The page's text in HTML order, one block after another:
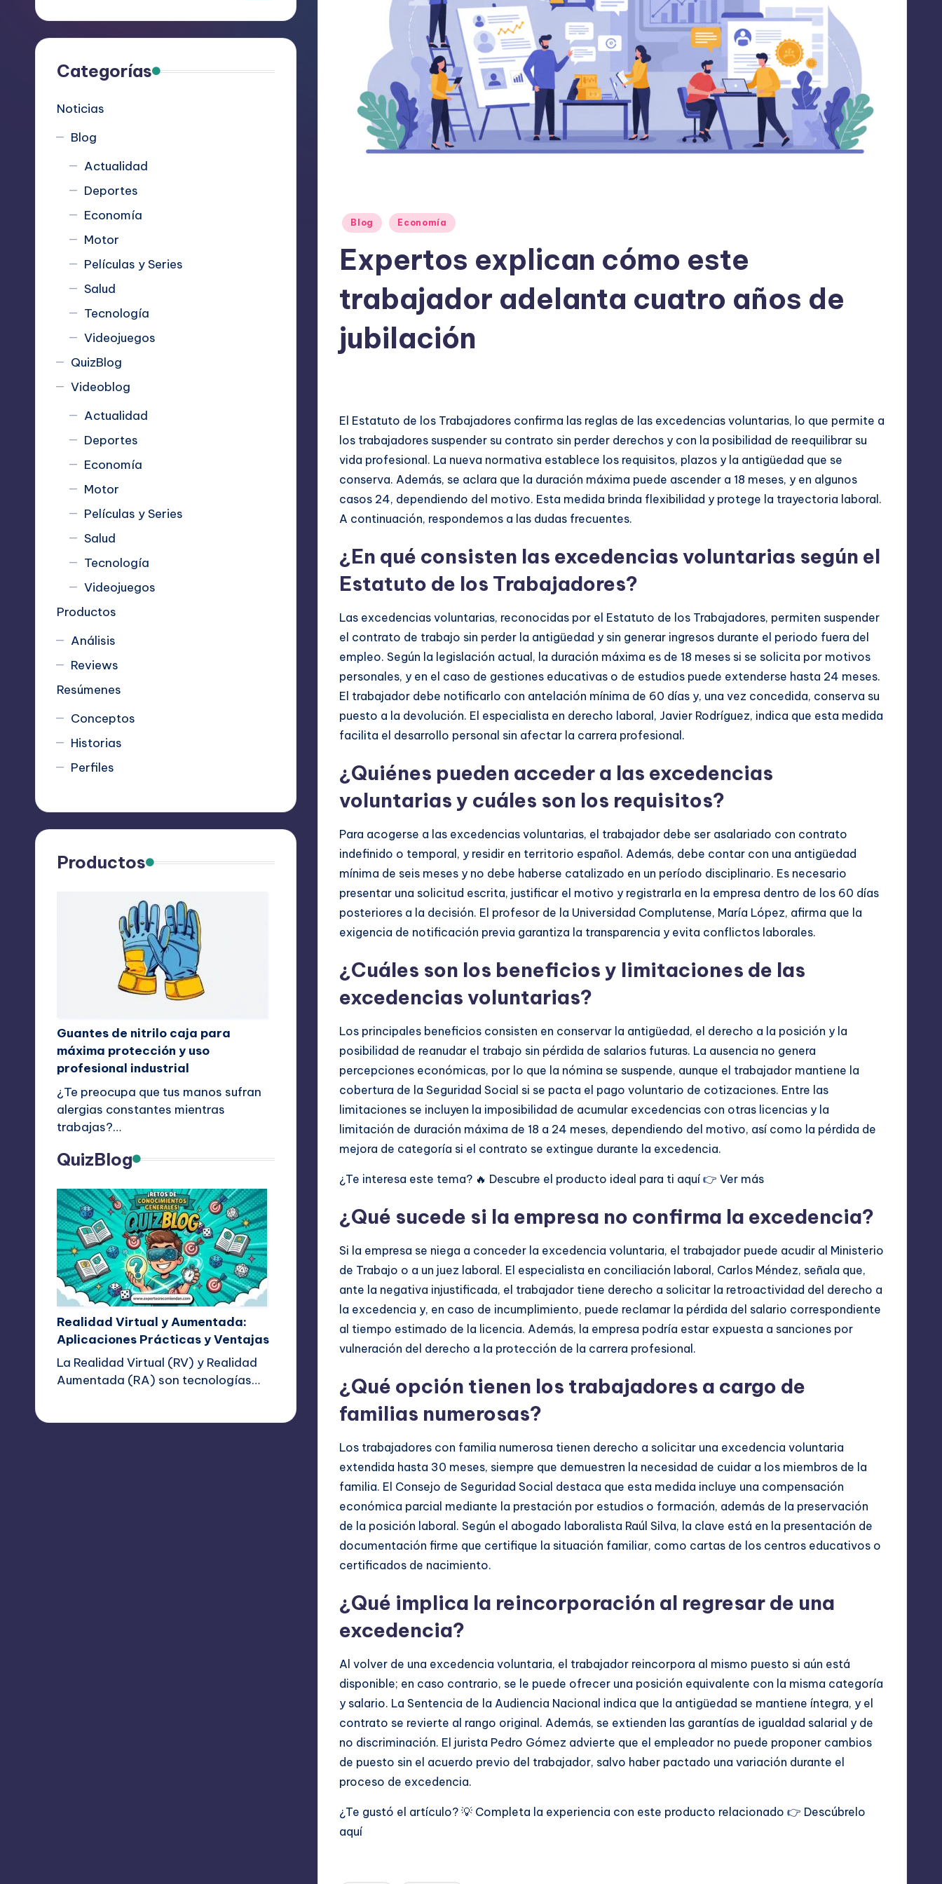
R
e
Publicado
Blog Economía
Expertos explican cómo este
trabajador adelanta cuatro años de
jubilación
El Estatuto de los Trabajadores confirma las reglas de las excedencias voluntarias, lo que permite a
los trabajadores suspender su contrato sin perder derechos y con la posibilidad de reequilibrar su
vida profesional. La nueva normativa establece los requisitos, plazos y la antigüedad que se
conserva. Además, se aclara que la duración máxima puede ascender a 18 meses, y en algunos
casos 24, dependiendo del motivo. Esta medida brinda flexibilidad y protege la trayectoria laboral.
A continuación, respondemos a las dudas frecuentes.
¿En qué consisten las excedencias voluntarias según el
Estatuto de los Trabajadores?
Las excedencias voluntarias, reconocidas por el Estatuto de los Trabajadores, permiten suspender
el contrato de trabajo sin perder la antigüedad y sin generar ingresos durante el periodo fuera del
empleo. Según la legislación actual, la duración máxima es de 18 meses si se solicita por motivos
personales, y en el caso de gestiones educativas o de estudios puede extenderse hasta 24 meses.
El trabajador debe notificarlo con antelación mínima de 60 días y, una vez concedida, conserva su
puesto a la devolución. El especialista en derecho laboral, Javier Rodríguez, indica que esta medida
facilita el desarrollo personal sin afectar la carrera profesional.
¿Quiénes pueden acceder a las excedencias
voluntarias y cuáles son los requisitos?
Para acogerse a las excedencias voluntarias, el trabajador debe ser asalariado con contrato
indefinido o temporal, y residir en territorio español. Además, debe contar con una antigüedad
mínima de seis meses y no debe haberse catalizado en un período disciplinario. Es necesario
presentar una solicitud escrita, justificar el motivo y registrarla en la empresa dentro de los 60 días
posteriores a la decisión. El profesor de la Universidad Complutense, María López, afirma que la
exigencia de notificación previa garantiza la transparencia y evita conflictos laborales.
¿Cuáles son los beneficios y limitaciones de las
excedencias voluntarias?
Los principales beneficios consisten en conservar la antigüedad, el derecho a la posición y la
posibilidad de reanudar el trabajo sin pérdida de salarios futuras. La ausencia no genera
percepciones económicas, por lo que la nómina se suspende, aunque el trabajador mantiene la
cobertura de la Seguridad Social si se pacta el pago voluntario de cotizaciones. Entre las
limitaciones se incluyen la imposibilidad de acumular excedencias con otras licencias y la
limitación de duración máxima de 18 a 24 meses, dependiendo del motivo, así como la pérdida de
mejora de categoría si el contrato se extingue durante la excedencia.
¿Te interesa este tema? 🔥 Descubre el producto ideal para ti aquí 👉Ver más
¿Qué sucede si la empresa no confirma la excedencia?
Si la empresa se niega a conceder la excedencia voluntaria, el trabajador puede acudir al Ministerio
de Trabajo o a un juez laboral. El especialista en conciliación laboral, Carlos Méndez, señala que,
ante la negativa injustificada, el trabajador tiene derecho a solicitar la retroactividad del derecho a
la excedencia y, en caso de incumplimiento, puede reclamar la pérdida del salario correspondiente
al tiempo estimado de la licencia. Además, la empresa podría estar expuesta a sanciones por
vulneración del derecho a la protección de la carrera profesional.
¿Qué opción tienen los trabajadores a cargo de
familias numerosas?
Los trabajadores con familia numerosa tienen derecho a solicitar una excedencia voluntaria
extendida hasta 30 meses, siempre que demuestren la necesidad de cuidar a los miembros de la
familia. El Consejo de Seguridad Social destaca que esta medida incluye una compensación
económica parcial mediante la prestación por estudios o formación, además de la preservación
de la posición laboral. Según el abogado laboralista Raúl Silva, la clave está en la presentación de
documentación firme que certifique la situación familiar, como cartas de los centros educativos o
certificados de nacimiento.
¿Qué implica la reincorporación al regresar de una
excedencia?
Al volver de una excedencia voluntaria, el trabajador reincorpora al mismo puesto si aún está
disponible; en caso contrario, se le puede ofrecer una posición equivalente con la misma categoría
y salario. La Sentencia de la Audiencia Nacional indica que la antigüedad se mantiene íntegra, y el
contrato se revierte al rango original. Además, se extienden las garantías de igualdad salarial y de
no discriminación. El jurista Pedro Gómez advierte que el empleador no puede proponer cambios
de puesto sin el acuerdo previo del trabajador, salvo haber pactado una variación durante el
proceso de excedencia.
¿Te gustó el artículo? 💡 Completa la experiencia con este producto relacionado 👉 Descúbrelo
aquí
Categorías
Noticias
Blog
Actualidad
Deportes
Economía
Motor
Películas y Series
Salud
Tecnología
Videojuegos
QuizBlog
Videoblog
Actualidad
Deportes
Economía
Motor
Películas y Series
Salud
Tecnología
Videojuegos
Productos
Análisis
Reviews
Resúmenes
Conceptos
Historias
Perfiles
Productos
Guantes de nitrilo caja para
máxima protección y uso
profesional industrial
¿Te preocupa que tus manos sufran
alergias constantes mientras
trabajas?…
QuizBlog
Realidad Virtual y Aumentada:
Aplicaciones Prácticas y Ventajas
La Realidad Virtual (RV) y Realidad
Aumentada (RA) son tecnologías…